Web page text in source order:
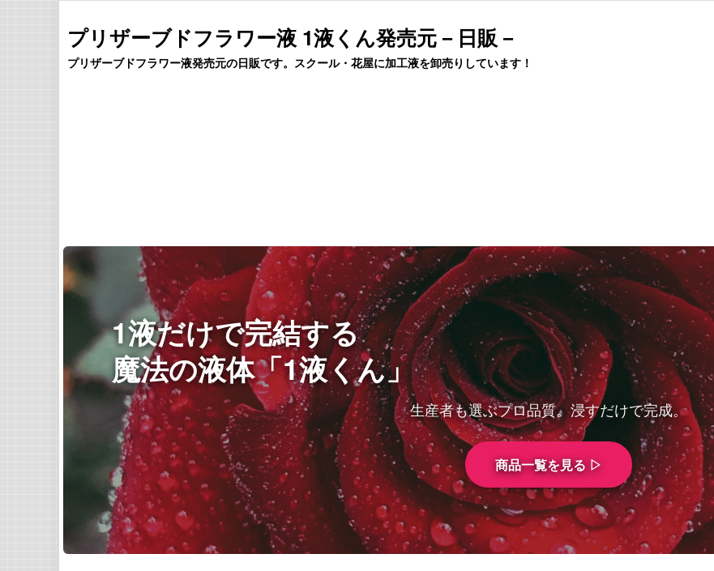
プリザーブドフラワー液 1液くん発売元－日販－
プリザーブドフラワー液発売元の日販です。スクール・花屋に加工液を卸売りしています！
1液だけで完結する
魔法の液体「1液くん」
生産者も選ぶプロ品質。浸すだけで完成。
商品一覧を見る ▷